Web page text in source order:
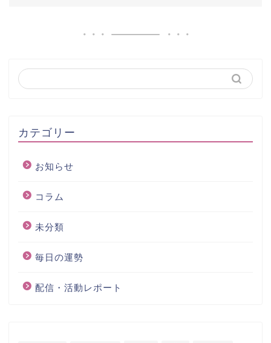
カテゴリー
お知らせ
コラム
未分類
毎日の運勢
配信・活動レポート